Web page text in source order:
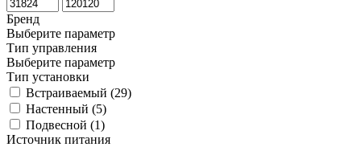
Бренд
Выберите параметр
Тип управления
Выберите параметр
Тип установки
Встраиваемый (29)
Настенный (5)
Подвесной (1)
Источник питания